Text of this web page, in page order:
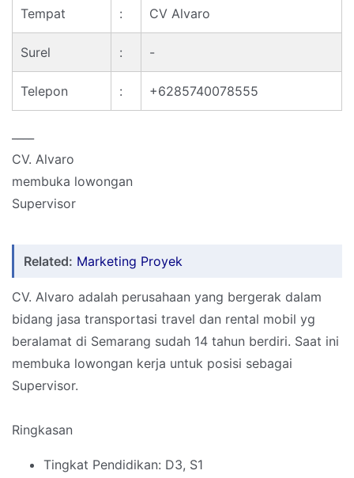
Tempat : CV Alvaro
Surel : -
Telepon : +6285740078555
CV. Alvaro
membuka lowongan
Supervisor
Related: Marketing Proyek
CV. Alvaro adalah perusahaan yang bergerak dalam
bidang jasa transportasi travel dan rental mobil yg
beralamat di Semarang sudah 14 tahun berdiri. Saat ini
membuka lowongan kerja untuk posisi sebagai
Supervisor.
Ringkasan
Tingkat Pendidikan: D3, S1